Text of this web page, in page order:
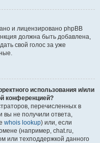
и лицензировано phpBB
должна быть добавлена,
свой голос за уже
использования и/или
конференцией?
перечисленных в
вы не получили ответа,
whois lookup) или, если
(например, chat.ru,
или техподдержкой данного